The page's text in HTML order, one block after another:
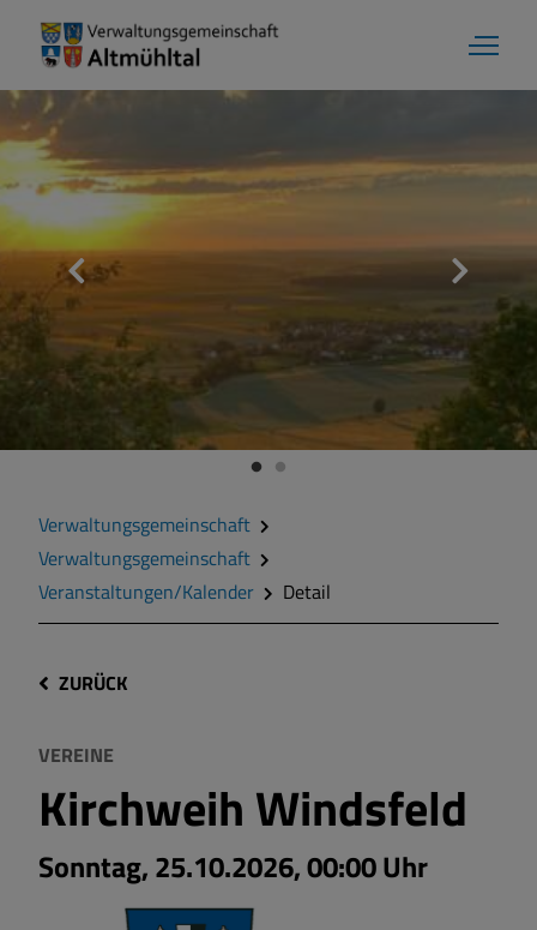
Verwaltungsgemeinschaft
Verwaltungsgemeinschaft
Veranstaltungen/Kalender
Detail
ZURÜCK
VEREINE
Kirchweih Windsfeld
Sonntag, 25.10.2026, 00:00 Uhr